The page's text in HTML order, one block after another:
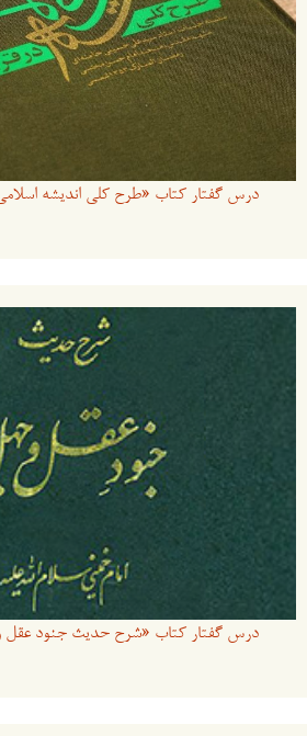
درس گفتار کتاب «طرح کلی اندیشه
درس گفتار کتاب «شرح حدیث جنود